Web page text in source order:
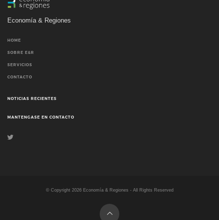
Economía & Regiones
HOME
SOBRE E&R
SERVICIOS
CONTACTO
NOTICIAS RECIENTES
MANTENGASE EN CONTACTO
© Copyright 2026Economía & Regiones - All Rights Reserved